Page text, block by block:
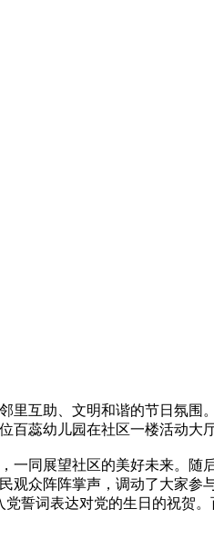
互助、文明和谐的节日氛围
蕊幼儿园在社区一楼活动大
同展望社区的美好未来。随
众阵阵掌声，调动了大家参
誓词表达对党的生日的祝贺